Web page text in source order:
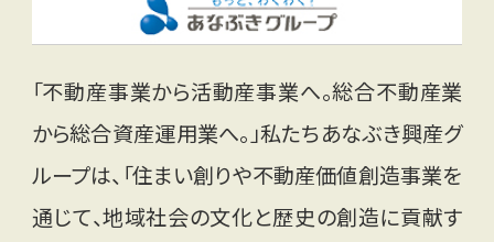
「不動産事業から活動産事業へ。総合不動産業
から総合資産運用業へ。」私たちあなぶき興産グ
ループは、「住まい創りや不動産価値創造事業を
通じて、地域社会の文化と歴史の創造に貢献す